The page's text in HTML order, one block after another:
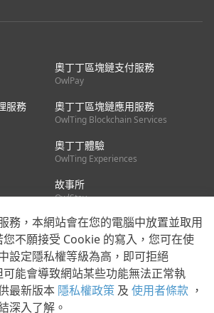
奧丁丁區塊鏈支付服務
OwlPay
服務 奧丁丁區塊鏈應用服務
OwlTing Blockchain Services
奧丁丁體驗
OwlTing Experiences
故事所
OwlStay
info_owlnews@owlting.com
：mediapartner@owlting.com
務，本網站會在您的電腦中放置並取用
不願接受 Cookie 的寫入，您可在使
設定隱私權等級為高，即可拒絕
能會導致網站某些功能無法正常執
最新版本 隱私權政策 及 使用者條款 ，
深入了解。